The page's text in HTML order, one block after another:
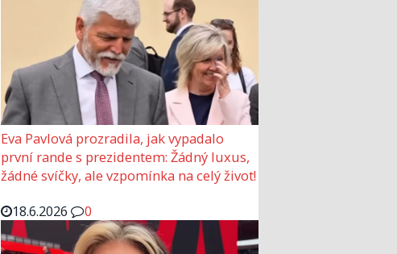
Eva Pavlová prozradila, jak vypadalo
první rande s prezidentem: Žádný luxus,
žádné svíčky, ale vzpomínka na celý život!
18.6.2026
0